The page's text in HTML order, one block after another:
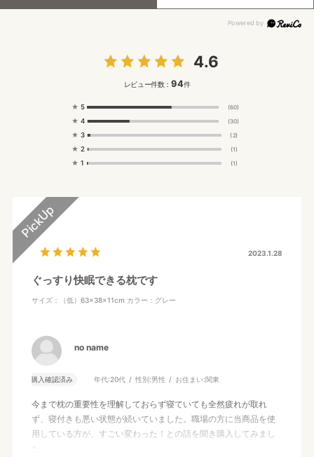
4.6
レビュー件数： 94件
★ 5 (60)
★ 4 (30)
★ 3 (2)
★ 2 (1)
★ 1 (1)
2023.1.28
ぐっすり快眠できる枕です
サイズ：（低）63×38×11cm カラー：グレー
no name
購入確認済み 年代:20代 性別:男性 お住まい:関東
今まで枕の重要性を理解しておらず寝ていても全然疲れが取れ
ず、寝付きも悪い状態が続いていました。職場の方に当商品を使
用している方が、すごい変わった！との話を聞き購入してみまし